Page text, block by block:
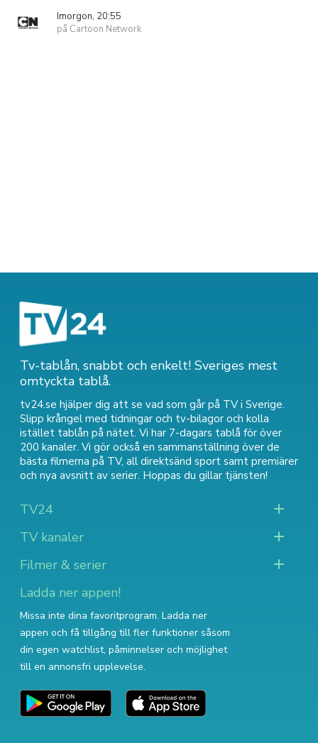
Imorgon, 20:55
på Cartoon Network
Tv-tablån, snabbt och enkelt! Sveriges mest
omtyckta tablå.
tv24.se hjälper dig att se vad som går på TV i Sverige.
Slipp krångel med tidningar och tv-bilagor och kolla
istället tablån på nätet. Vi har 7-dagars tablå för över
200 kanaler. Vi gör också en sammanställning över de
bästa filmerna på TV, all direktsänd sport samt premiärer
och nya avsnitt av serier. Hoppas du gillar tjänsten!
TV24
TV kanaler
Filmer & serier
Ladda ner appen!
Missa inte dina favoritprogram. Ladda ner
appen och få tillgång till fler funktioner såsom
din egen watchlist, påminnelser och möjlighet
till en annonsfri upplevelse.